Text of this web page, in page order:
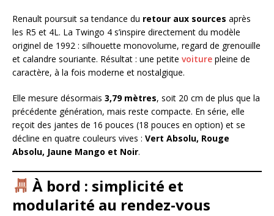
Renault poursuit sa tendance du retour aux sources après
les R5 et 4L. La Twingo 4 s’inspire directement du modèle
originel de 1992 : silhouette monovolume, regard de grenouille
et calandre souriante. Résultat : une petite voiture pleine de
caractère, à la fois moderne et nostalgique.
Elle mesure désormais 3,79 mètres, soit 20 cm de plus que la
précédente génération, mais reste compacte. En série, elle
reçoit des jantes de 16 pouces (18 pouces en option) et se
décline en quatre couleurs vives : Vert Absolu, Rouge
Absolu, Jaune Mango et Noir.
À bord : simplicité et
modularité au rendez-vous